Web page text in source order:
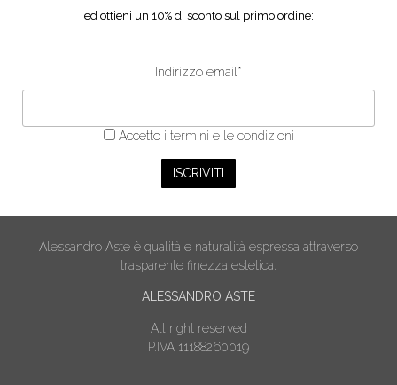
ed ottieni un 10% di sconto sul primo ordine:
Indirizzo email*
Accettoi termini e le condizioni
Alessandro Aste è qualità e naturalità espressa attraverso
trasparente finezza estetica.
ALESSANDRO ASTE
All right reserved
P.IVA 11188260019